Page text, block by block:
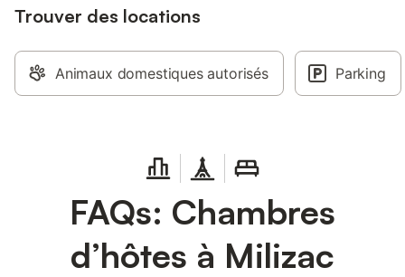
Trouver des locations
Animaux domestiques autorisés Parking
FAQs: Chambres
d’hôtes à Milizac